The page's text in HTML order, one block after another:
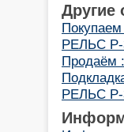
Другие
РЕЛЬС Р-
Продаём
РЕЛЬС Р-